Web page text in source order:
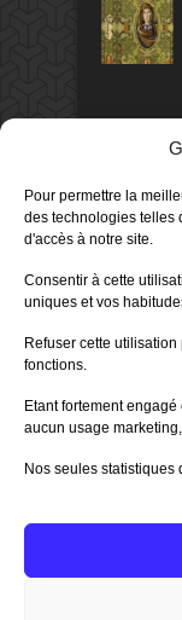
Pour permettre la
des technologies telles
d'accès à notre site.
Consentir à cette
uniques et vos
Refuser cette
fonctions.
Etant fortement
aucun usage
Nos seules